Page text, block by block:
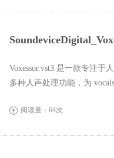
Voxessor.vst3 是一款专注
多种人声处理功能，为
 阅读量：64次